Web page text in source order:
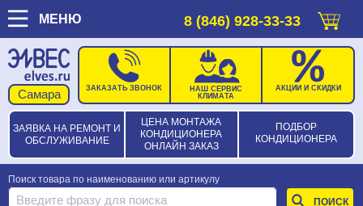
МЕНЮ 8 (846) 928-33-33
ЗАЯВКА НА РЕМОНТ И
ОБСЛУЖИВАНИЕ
ЦЕНА МОНТАЖА
КОНДИЦИОНЕРА
ОНЛАЙН ЗАКАЗ
ПОДБОР
КОНДИЦИОНЕРА
ЗАКАЗАТЬ ЗВОНОК
НАШ СЕРВИС
КЛИМАТА
АКЦИИ И СКИДКИ
Поиск товара по наименованию или артикулу